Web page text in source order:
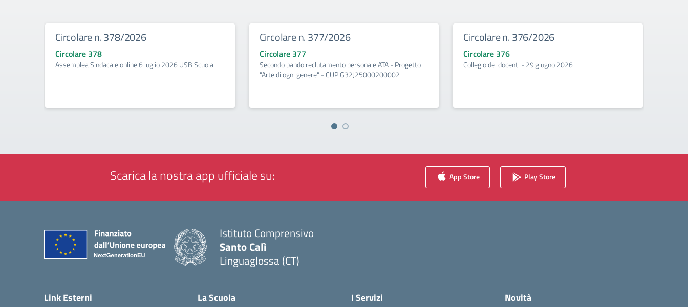
Circolare n. 378/2026
Circolare 378
Assemblea Sindacale online 6 luglio 2026 USB Scuola
Circolare n. 377/2026
Circolare 377
Secondo bando reclutamento personale ATA - Progetto
"Arte di ogni genere" - CUP G32J25000200002
Circolare n. 376/2026
Circolare 376
Collegio dei docenti - 29 giugno 2026
Scarica la nostra app ufficiale su: App Store Play Store
Istituto Comprensivo
Santo Calì
Linguaglossa (CT)
Link Esterni La Scuola I Servizi Novità